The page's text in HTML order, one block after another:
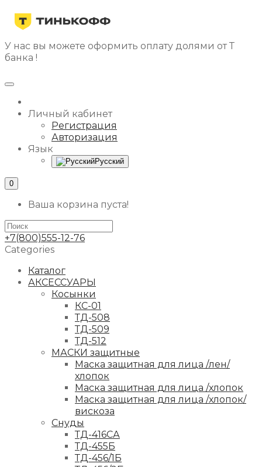
У нас вы можете оформить оплату долями от Т
банка !
Личный кабинет
Регистрация
Авторизация
Язык
Русский
0
Ваша корзина пуста!
+7(800)555-12-76
Categories
Каталог
АКСЕССУАРЫ
Косынки
КС-01
ТД-508
ТД-509
ТД-512
МАСКИ защитные
Маска защитная для лица /лен/
хлопок
Маска защитная для лица /хлопок
Маска защитная для лица /хлопок/
вискоза
Снуды
ТД-416СА
ТД-455Б
ТД-456/1Б